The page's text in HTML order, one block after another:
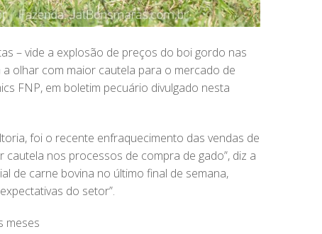
– vide a explosão de preços do boi gordo nas
olhar com maior cautela para o mercado de
FNP, em boletim pecuário divulgado nesta
foi o recente enfraquecimento das vendas de
nos processos de compra de gado”, diz a
de carne bovina no último final de semana,
do setor”.
meses